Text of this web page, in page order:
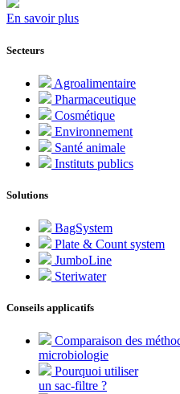
En savoir plus
Secteurs
Agroalimentaire
Pharmaceutique
Cosmétique
Environnement
Santé animale
Instituts publics
Solutions
BagSystem
Plate & Count system
JumboLine
Steriwater
Conseils applicatifs
Comparaison des
microbiologie
Pourquoi utiliser
un sac-filtre ?